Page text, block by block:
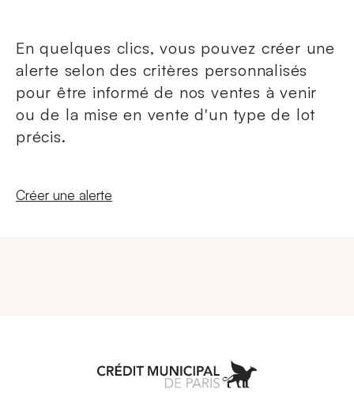
En quelques clics, vous pouvez créer une
alerte selon des critères personnalisés
pour être informé de nos ventes à venir
ou de la mise en vente d'un type de lot
précis.
Nouvelle fenêtre
Créer une alerte